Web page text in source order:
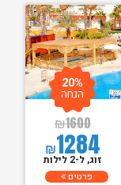
₪1600
₪1284
20%
הנחה
זוג, ל-2 לילות
פרטים